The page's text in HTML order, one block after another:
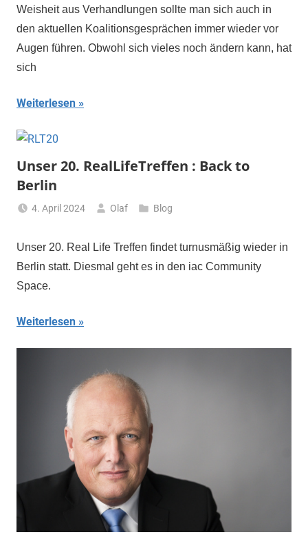
Weisheit aus Verhandlungen sollte man sich auch in
den aktuellen Koalitionsgesprächen immer wieder vor
Augen führen. Obwohl sich vieles noch ändern kann, hat
sich
Weiterlesen
Unser 20. RealLifeTreffen : Back to
Berlin
4. April 2024 Olaf Blog
Unser 20. Real Life Treffen findet turnusmäßig wieder in
Berlin statt. Diesmal geht es in den iac Community
Space.
Weiterlesen